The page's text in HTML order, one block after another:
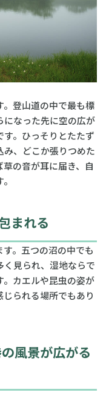
登山道の中で最も標
になった先に空の広が
。ひっそりとたたず
、どこか張りつめた
の音が耳に届き、自
まれる
。五つの沼の中でも
見られ、湿地ならで
カエルや昆虫の姿が
られる場所でもあり
風景が広がる